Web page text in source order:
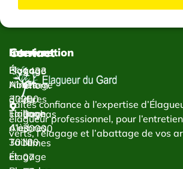
Faites confiance à l’expertise
élagueur professionnel, pour
verts, l’élagage et l’abattage de vos
Services
Élagage
Abattage
d’arbres
Taillage
d’arbres
Taille
et
Intervention
Élagage
Nîmes
30000
Élagage
Alès
30100
Élagage
Contact
1433
Chem.
du
Bachas
30000
Nîmes
07